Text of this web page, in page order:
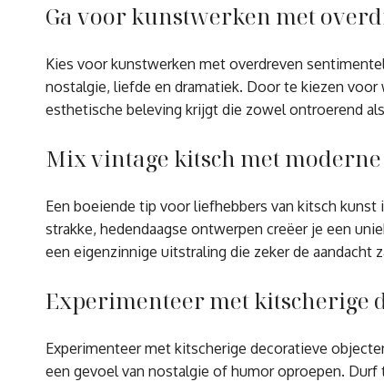
Ga voor kunstwerken met
Kies voor kunstwerken met overdreven
nostalgie, liefde en dramatiek. Door te kiezen
esthetische beleving krijgt die zowel ontroerend
Mix vintage kitsch met
Een boeiende tip voor liefhebbers van kitsch
strakke, hedendaagse ontwerpen creëer je een
een eigenzinnige uitstraling die zeker de aandacht
Experimenteer met kitscherige
Experimenteer met kitscherige decoratieve
een gevoel van nostalgie of humor oproepen.